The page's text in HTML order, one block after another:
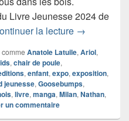
Livre Jeunesse 2024 de
la lecture Reportage
→
Anatole Latuile, Ariol,
, chair de poule,
, enfant, expo, exposition,
jeunesse, Goosebumps,
, livre, manga, Milan, Nathan,
un commentaire